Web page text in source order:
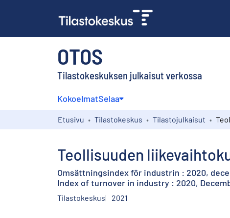
OTOS
Tilastokeskuksen julkaisut verkossa
KokoelmatSelaa
Etusivu Tilastokeskus Tilastojulkaisut
Teollisuuden
Omsättningsindex för industrin : 2020,
Index of turnover in industry : 2020,
Tilastokeskus 2021